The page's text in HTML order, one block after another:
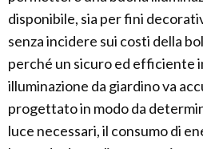
disponibile, sia per fini
senza incidere sui costi della
perché un sicuro ed efficiente
illuminazione da giardino va
progettato in modo da
luce necessari, il consumo di